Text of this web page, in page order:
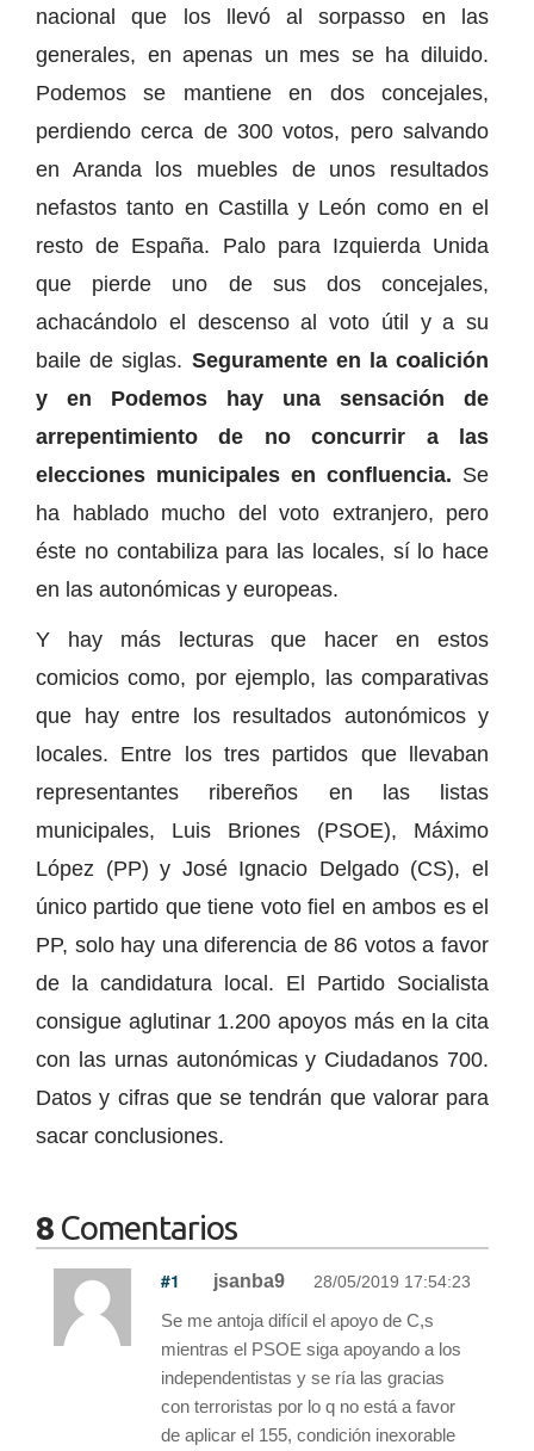
nacional que los llevó al sorpasso en las
generales, en apenas un mes se ha diluido.
Podemos se mantiene en dos concejales,
perdiendo cerca de 300 votos, pero salvando
en Aranda los muebles de unos resultados
nefastos tanto en Castilla y León como en el
resto de España. Palo para Izquierda Unida
que pierde uno de sus dos concejales,
achacándolo el descenso al voto útil y a su
baile de siglas. Seguramente en la coalición
y en Podemos hay una sensación de
arrepentimiento de no concurrir a las
elecciones municipales en confluencia. Se
ha hablado mucho del voto extranjero, pero
éste no contabiliza para las locales, sí lo hace
en las autonómicas y europeas.
Y hay más lecturas que hacer en estos
comicios como, por ejemplo, las comparativas
que hay entre los resultados autonómicos y
locales. Entre los tres partidos que llevaban
representantes ribereños en las listas
municipales, Luis Briones (PSOE), Máximo
López (PP) y José Ignacio Delgado (CS), el
único partido que tiene voto fiel en ambos es el
PP, solo hay una diferencia de 86 votos a favor
de la candidatura local. El Partido Socialista
consigue aglutinar 1.200 apoyos más en la cita
con las urnas autonómicas y Ciudadanos 700.
Datos y cifras que se tendrán que valorar para
sacar conclusiones.
8 Comentarios
#1 jsanba9 28/05/2019 17:54:23
Se me antoja difícil el apoyo de C,s
mientras el PSOE siga apoyando a los
independentistas y se ría las gracias
con terroristas por lo q no está a favor
de aplicar el 155, condición inexorable